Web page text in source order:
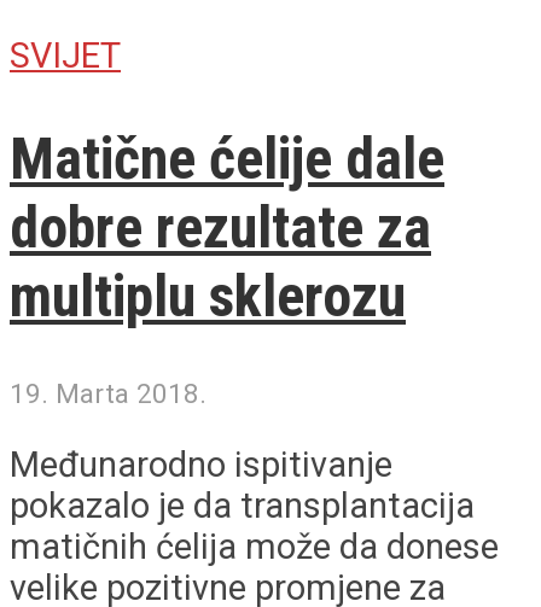
SVIJET
Matične ćelije dale
dobre rezultate za
multiplu sklerozu
19. Marta 2018.
Međunarodno ispitivanje
pokazalo je da transplantacija
matičnih ćelija može da donese
velike pozitivne promjene za